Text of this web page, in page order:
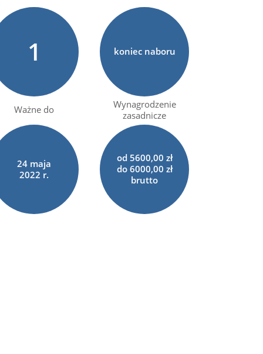
1 koniec naboru
Ważne do
24 maja
2022 r.
Wynagrodzenie
zasadnicze
od 5600,00 zł
do 6000,00 zł
brutto